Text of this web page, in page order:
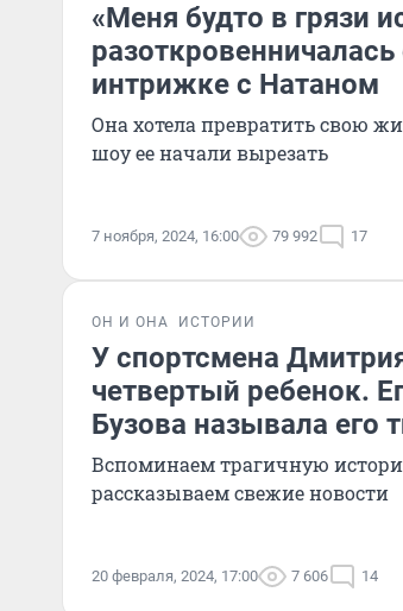
«Меня будто в грязи
интрижке с Натаном
Она хотела превратить свою
шоу ее начали вырезать
7 ноября, 2024, 16:00 79 992 17
ОН И ОНА ИСТОРИИ
У спортсмена
четвертый ребенок.
Бузова называла его
Вспоминаем трагичную
рассказываем свежие новости
20 февраля, 2024, 17:00 7 606 14